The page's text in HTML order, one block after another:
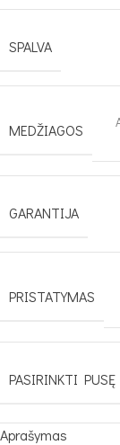
SPALVA
MEDŽIAGOS
GARANTIJA
PRISTATYMAS
PASIRINKTI PUSĘ
Aprašymas